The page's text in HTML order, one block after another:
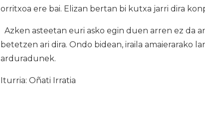
orritxoa ere bai. Elizan bertan bi kutxa jarri dira
Azken asteetan euri asko egin duen arren ez da
betetzen ari dira. Ondo bidean, iraila amaierarako
arduradunek.
Iturria: Oñati Irratia